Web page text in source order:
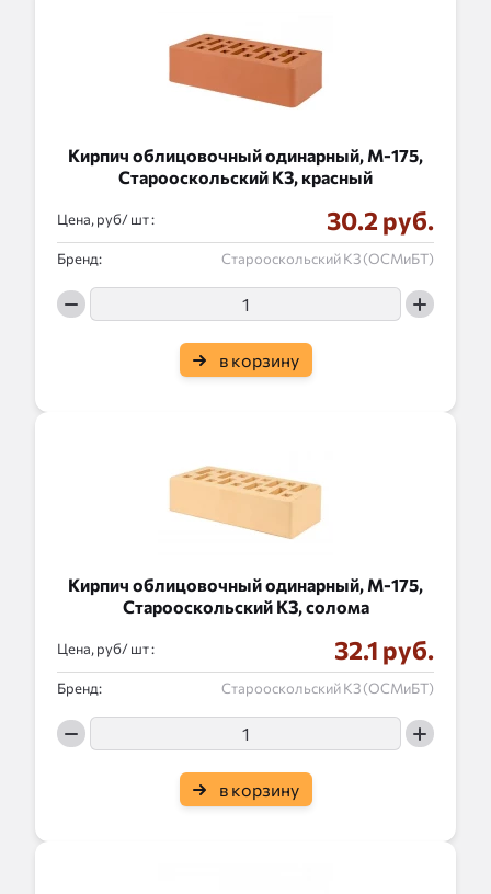
Кирпич облицовочный одинарный, М-175,
Старооскольский КЗ, красный
Цена, руб/ : 30.2 руб.
Бренд: Старооскольский КЗ (ОСМиБТ)
в корзину
Кирпич облицовочный одинарный, М-175,
Старооскольский КЗ, солома
Цена, руб/ : 32.1 руб.
Бренд: Старооскольский КЗ (ОСМиБТ)
в корзину